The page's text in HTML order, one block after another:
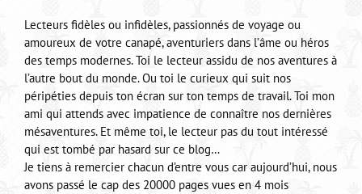
Lecteurs fidèles ou infidèles, passionnés de voyage ou
amoureux de votre canapé, aventuriers dans l’âme ou héros
des temps modernes. Toi le lecteur assidu de nos aventures à
l’autre bout du monde. Ou toi le curieux qui suit nos
péripéties depuis ton écran sur ton temps de travail. Toi mon
ami qui attends avec impatience de connaître nos dernières
mésaventures. Et même toi, le lecteur pas du tout intéressé
qui est tombé par hasard sur ce blog…
Je tiens à remercier chacun d’entre vous car aujourd’hui, nous
avons passé le cap des 20000 pages vues en 4 mois